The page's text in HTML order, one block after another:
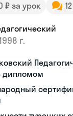
₽ за урок
г.
дипломом